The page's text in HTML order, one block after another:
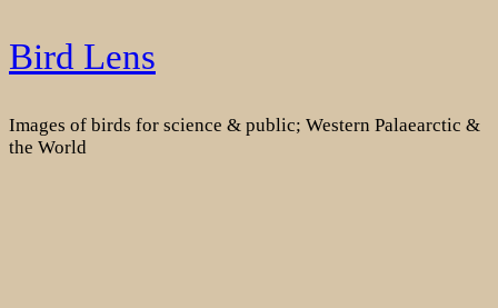
Skip
to
Bird Lens
Images of birds for science & public; Western Palaearctic &
the World